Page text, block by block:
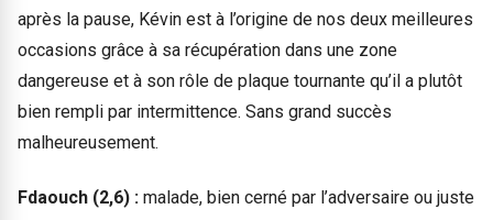
après la pause, Kévin est à l’origine de nos deux meilleures
occasions grâce à sa récupération dans une zone
dangereuse et à son rôle de plaque tournante qu’il a plutôt
bien rempli par intermittence. Sans grand succès
malheureusement.
Fdaouch (2,6) : malade, bien cerné par l’adversaire ou juste